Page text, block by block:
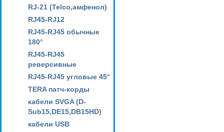
RJ-21 (Telco,амфенол)
RJ45-RJ12
RJ45-RJ45 обычные
180°
RJ45-RJ45
реверсивные
RJ45-RJ45 угловые 45°
TERA патч-корды
кабели SVGA (D-
Sub15,DE15,DB15HD)
кабели USB